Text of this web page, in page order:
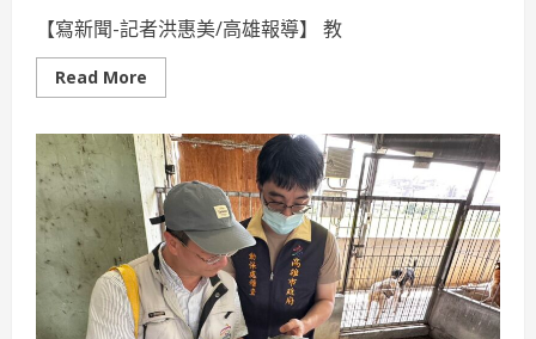
【寫新聞-記者洪惠美/高雄報導】 教
Read More
more
餐
大
附
中
勇
奪
27.5
萬
元
圓
夢
基